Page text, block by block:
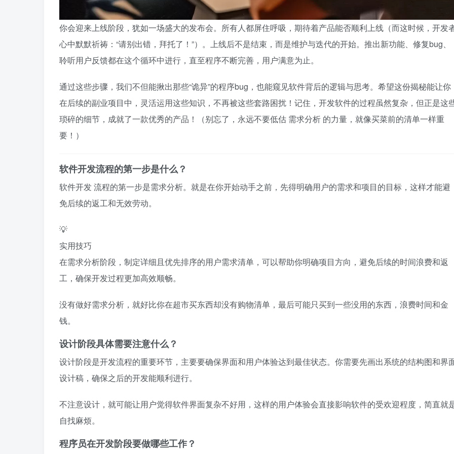
你会迎来上线阶段，犹如一场盛大的发布会。所有人都屏住呼吸，期待着产品能否顺利上线（而这时候，开发
心中默默祈祷：“请别出错，拜托了！”）。上线后不是结束，而是维护与迭代的开始。推出新功能、修复bug、
聆听用户反馈都在这个循环中进行，直至程序不断完善，用户满意为止。
通过这些步骤，我们不但能揪出那些“诡异”的程序bug，也能窥见软件背后的逻辑与思考。希望这份揭秘能让你
在后续的副业项目中，灵活运用这些知识，不再被这些套路困扰！记住，开发软件的过程虽然复杂，但正是这
琐碎的细节，成就了一款优秀的产品！（别忘了，永远不要低估 需求分析 的力量，就像买菜前的清单一样重
要！）
软件开发流程的第一步是什么？
软件开发流程的第一步是需求分析。就是在你开始动手之前，先得明确用户的需求和项目的目标，这样才能避
免后续的返工和无效劳动。
💡
实用技巧
在需求分析阶段，制定详细且优先排序的用户需求清单，可以帮助你明确项目方向，避免后续的时间浪费和返
工，确保开发过程更加高效顺畅。
没有做好需求分析，就好比你在超市买东西却没有购物清单，最后可能只买到一些没用的东西，浪费时间和金
钱。
设计阶段具体需要注意什么？
设计阶段是开发流程的重要环节，主要要确保界面和用户体验达到最佳状态。你需要先画出系统的结构图和界
设计稿，确保之后的开发能顺利进行。
不注意设计，就可能让用户觉得软件界面复杂不好用，这样的用户体验会直接影响软件的受欢迎程度，简直就
自找麻烦。
程序员在开发阶段要做哪些工作？